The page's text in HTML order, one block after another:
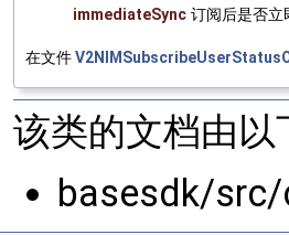
immediateSync 订阅后是否立
在文件
该类的文档由以
basesdk/